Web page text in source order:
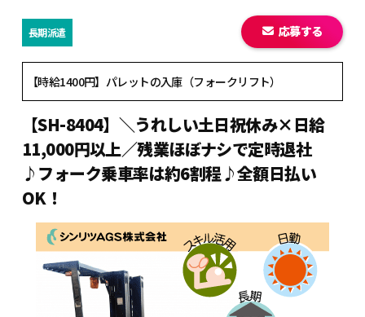
【SH-8404】＼うれしい土日祝休み×日給
11,000円以上／残業ほぼナシで定時退社
♪フォーク乗車率は約6割程♪全額日払い
OK！
【時給1400円】パレットの入庫（フォークリフト）
長期派遣 応募する